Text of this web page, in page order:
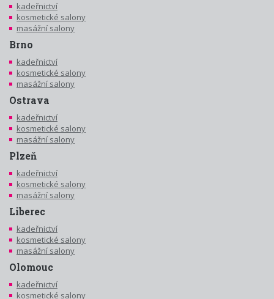
kadeřnictví
kosmetické salony
masážní salony
Brno
kadeřnictví
kosmetické salony
masážní salony
Ostrava
kadeřnictví
kosmetické salony
masážní salony
Plzeň
kadeřnictví
kosmetické salony
masážní salony
Liberec
kadeřnictví
kosmetické salony
masážní salony
Olomouc
kadeřnictví
kosmetické salony